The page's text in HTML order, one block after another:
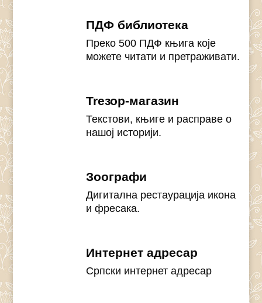
ПДФ библиотека
Преко 500 ПДФ књига које
можете читати и претраживати.
Treзор-магазин
Текстови, књиге и расправе о
нашој историји.
Зоографи
Дигитална рестаурација икона
и фресака.
Интернет адресар
Српски интернет адресар